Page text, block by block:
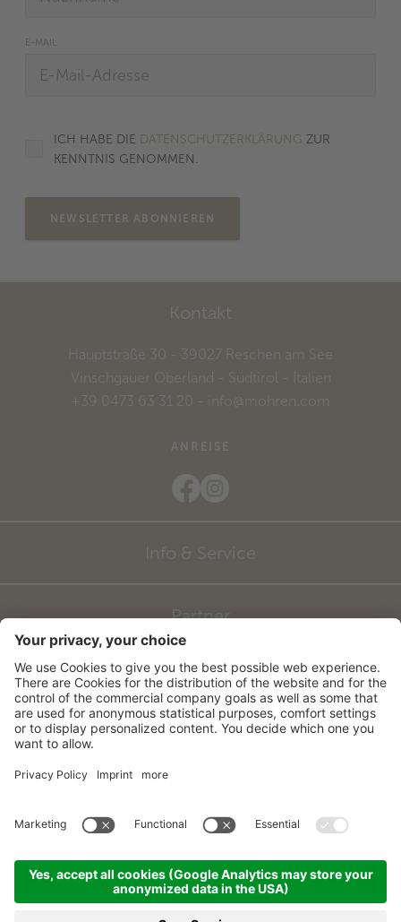
E-MAIL
ICH HABE DIE DATENSCHUTZERKLÄRUNG ZUR
KENNTNIS GENOMMEN.
NEWSLETTER ABONNIEREN
Kontakt
Hauptstraße 30 - 39027 Reschen am See
Vinschgauer Oberland - Südtirol - Italien
+39 0473 63 31 20
- info@mohren.com
ANREISE
Info & Service
Partner
©2026 Hotel zum Mohren
CIN: IT021027A16FKDJDGK
Impressum
Datenschutzerklärung
Cookie-Einstellungen
produced by